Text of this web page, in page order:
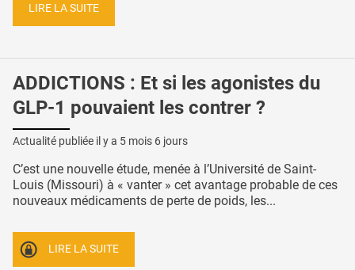
LIRE LA SUITE
ADDICTIONS : Et si les agonistes du
GLP-1 pouvaient les contrer ?
Actualité publiée il y a 5 mois 6 jours
C’est une nouvelle étude, menée à l’Université de Saint-
Louis (Missouri) à « vanter » cet avantage probable de ces
nouveaux médicaments de perte de poids, les...
LIRE LA SUITE